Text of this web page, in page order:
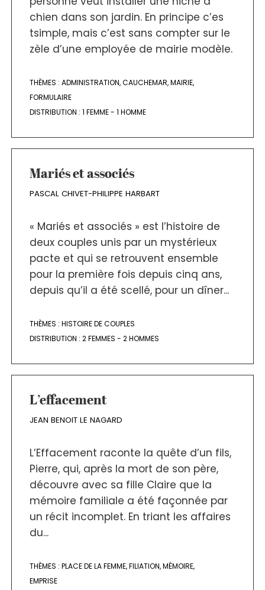
chien dans son jardin. En principe c’es
tsimple, mais c’est sans compter sur le
zèle d’une employée de mairie modèle.
THÈMES : ADMINISTRATION,CAUCHEMAR,MAIRIE,
FORMULAIRE
DISTRIBUTION : 1 FEMME - 1 HOMME
Mariés et associés
PASCAL CHIVET-PHILIPPE HARBART
« Mariés et associés » est l’histoire de
deux couples unis par un mystérieux
pacte et qui se retrouvent ensemble
pour la première fois depuis cinq ans,
depuis qu’il a été scellé, pour un dîner...
THÈMES : HISTOIRE DE COUPLES
DISTRIBUTION : 2 FEMMES - 2 HOMMES
L’effacement
JEAN BENOIT LE NAGARD
L’Effacement raconte la quête d’un fils,
Pierre, qui, après la mort de son père,
découvre avec sa fille Claire que la
mémoire familiale a été façonnée par
un récit incomplet. En triant les affaires
du...
THÈMES : PLACE DE LA FEMME,FILIATION,MÉMOIRE,
EMPRISE